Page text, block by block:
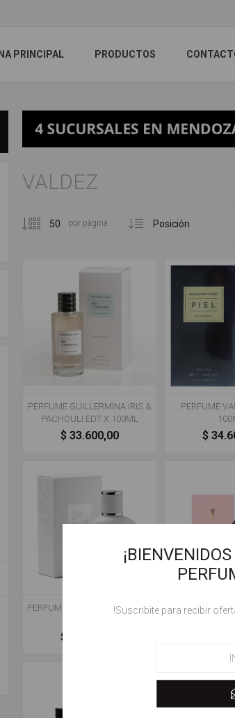
PRINCIPAL PRODUCTOS
VALDEZ
por página
PERFUME GUILLERMINA IRIS &
PACHOULI EDT X 100ML
$ 33.600,00
PERFUME
$
PERFUME VALDEZ 24 X 100 ML
$ 42.600,00
PERFUME
!Suscribite para recibir